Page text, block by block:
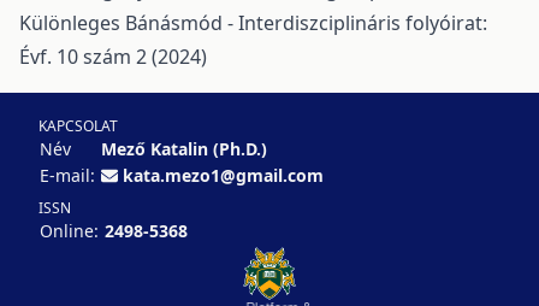
Különleges Bánásmód - Interdiszciplináris folyóirat:
Évf. 10 szám 2 (2024)
KAPCSOLAT
Név
Mező Katalin (Ph.D.)
E-mail:
kata.mezo1@gmail.com
ISSN
Online: 2498-5368